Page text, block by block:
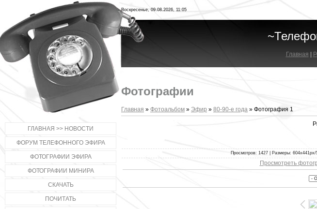
ГЛАВНАЯ >> НОВОСТИ
ФОРУМ ТЕЛЕФОННОГО ЭФИРА
ФОТОГРАФИИ ЭФИРА
ФОТОГРАФИИ МИНИРА
СКАЧАТЬ
ПОЧИТАТЬ
Воскресенье, 09.08.2026, 11:05
Главная
Фотографии
Главная » Фотоальбом » Эфир » 80-90-е года » Фотография 1
Просмотров: 1427 | Размеры:
Просмотреть